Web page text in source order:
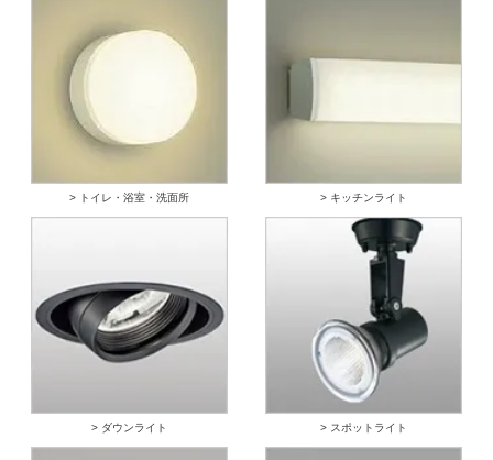
> トイレ・浴室・洗面所 > キッチンライト
> ダウンライト > スポットライト